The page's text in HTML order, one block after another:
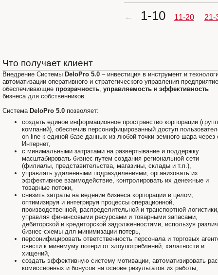
← 1-10 11-20 21-
Что получает клиент
Внедрение Системы DeloPro 5.0 – инвестиция в инструмент и
автоматизации оперативного и стратегического управления
обеспечивающие прозрачность, управляемость и эффективность
бизнеса для собственников.
Система DeloPro 5.0 позволяет:
создать единое информационное пространство корпорации
компаний), обеспечив персонифицированный доступ
on-line к единой базе данных из любой точки земного шара через
Интернет,
с минимальными затратами на развертывание и поддержку
масштабировать бизнес путем создания региональной сети
(филиалы, представительства, магазины, склады и т.п.),
управлять удаленными подразделениями, организовать их
эффективное взаимодействие, контролировать их денежные и
товарные потоки,
снизить затраты на ведение бизнеса корпорации в целом,
оптимизируя и интегрируя процессы операционной,
производственной, распределительной и транспортной
управляя финансовыми ресурсами и товарными запасами,
дебиторской и кредиторской задолженностями, используя
бизнес-схемы для минимизации потерь,
персонифицировать ответственность персонала и торговых
свести к минимуму потери от злоупотреблений, халатности и
хищений,
создать эффективную систему мотивации, автоматизировать
комиссионных и бонусов на основе результатов их работы,